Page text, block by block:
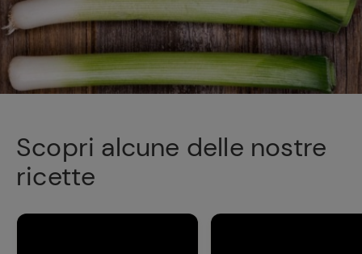
Scopri alcune delle nostre
ricette